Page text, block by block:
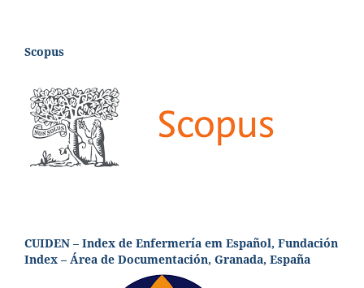
Scopus
CUIDEN – Index de Enfermería em Español, Fundación
Index – Área de Documentación, Granada, España